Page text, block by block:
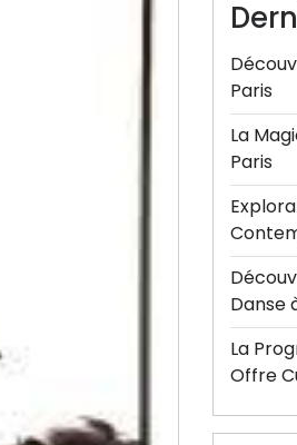
Paris
La
Paris
Danse
La
Offre